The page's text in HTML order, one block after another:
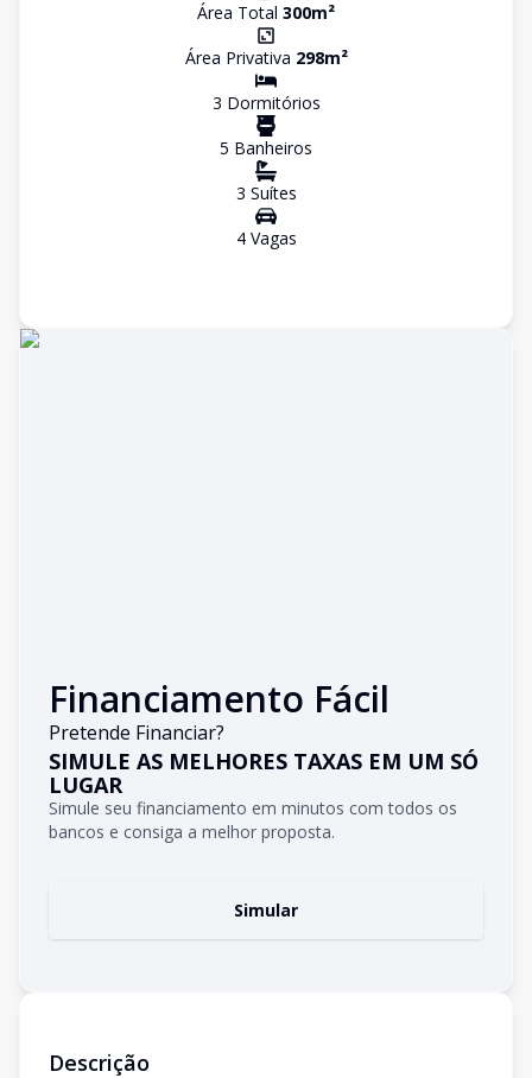
Área Total 300m²
Área Privativa 298m²
3 Dormitórios
5 Banheiros
3 Suítes
4Vagas
Financiamento Fácil
Pretende Financiar?
SIMULE AS MELHORES TAXAS EM UM SÓ
LUGAR
Simule seu financiamento em minutos com todos os
bancos e consiga a melhor proposta.
Simular
Descrição